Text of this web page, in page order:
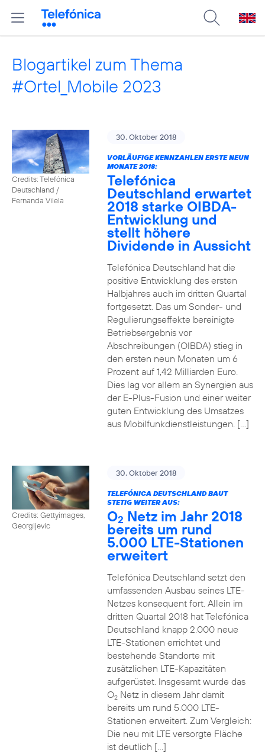
Blogartikel zum Thema
#Ortel_Mobile 2023
Credits: Telefónica
Deutschland /
Fernanda Vilela
30. Oktober 2018
VORLÄUFIGE KENNZAHLEN ERSTE NEUN
MONATE 2018:
Telefónica
Deutschland erwartet
2018 starke OIBDA-
Entwicklung und
stellt höhere
Dividende in Aussicht
Telefónica Deutschland hat die
positive Entwicklung des ersten
Halbjahres auch im dritten Quartal
fortgesetzt. Das um Sonder- und
Regulierungseffekte bereinigte
Betriebsergebnis vor
Abschreibungen (OIBDA) stieg in
den ersten neun Monaten um 6
Prozent auf 1,42 Milliarden Euro.
Dies lag vor allem an Synergien aus
der E-Plus-Fusion und einer weiter
guten Entwicklung des Umsatzes
aus Mobilfunkdienstleistungen. […]
Credits: Gettyimages,
Georgijevic
30. Oktober 2018
TELEFÓNICA DEUTSCHLAND BAUT
STETIG WEITER AUS:
O2 Netz im Jahr 2018
bereits um rund
5.000 LTE-Stationen
erweitert
Telefónica Deutschland setzt den
umfassenden Ausbau seines LTE-
Netzes konsequent fort. Allein im
dritten Quartal 2018 hat Telefónica
Deutschland knapp 2.000 neue
LTE-Stationen errichtet und
bestehende Standorte mit
zusätzlichen LTE-Kapazitäten
aufgerüstet. Insgesamt wurde das
O2Netz in diesem Jahr damit
bereits um rund 5.000 LTE-
Stationen erweitert. Zum Vergleich:
Die neu mit LTE versorgte Fläche
ist deutlich […]